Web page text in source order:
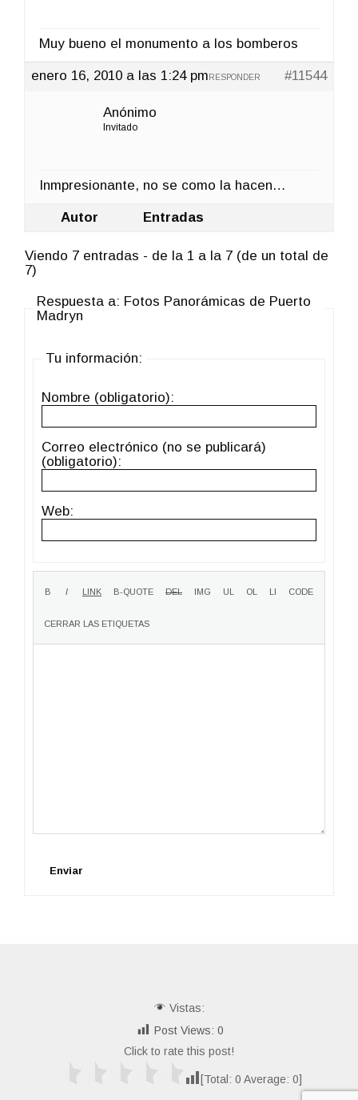
Muy bueno el monumento a los bomberos
enero 16, 2010 a las 1:24 pm #11544
RESPONDER
Anónimo
Invitado
Inmpresionante, no se como la hacen…
Autor Entradas
Viendo 7 entradas - de la 1 a la 7 (de un total de
7)
Respuesta a: Fotos Panorámicas de Puerto
Madryn
Tu información:
Nombre (obligatorio):
Correo electrónico (no se publicará)
(obligatorio):
Web:
Enviar
Vistas:
Post Views: 0
Click to rate this post!
[Total: 0 Average: 0]